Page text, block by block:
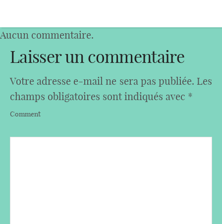
Aucun commentaire.
Laisser un commentaire
Votre adresse e-mail ne sera pas publiée. Les
champs obligatoires sont indiqués avec *
Comment